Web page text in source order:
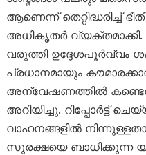
ആണെന്ന് തെറ്റിദ്ധരിച്ച്
അധികൃതർ വ്യക്തമാക്കി.
വരുത്തി ഉദ്ദേശപൂർവ്വം
പ്രധാനമായും
അന്വേഷണത്തിൽ
അറിയിച്ചു. റിപ്പോർട്ട്
വാഹനങ്ങളിൽ
സുരക്ഷയെ ബാധിക്കുന്ന